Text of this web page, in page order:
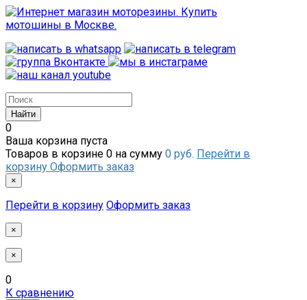
0
Ваша корзина пуста
Товаров в корзине 0 на сумму 0 руб. Перейти в
корзину Оформить заказ
×
Перейти в корзину Оформить заказ
×
×
0
К сравнению